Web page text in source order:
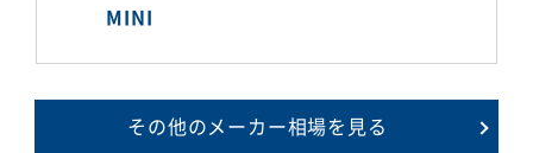
MINI
その他のメーカー相場を見る